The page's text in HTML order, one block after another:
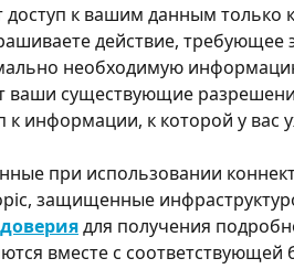
доступ к вашим данным только
действие,
необходимую
ваши существующие
к информации, к которой у вас
при использовании
защищенные
для получения
вместе с соответствующей